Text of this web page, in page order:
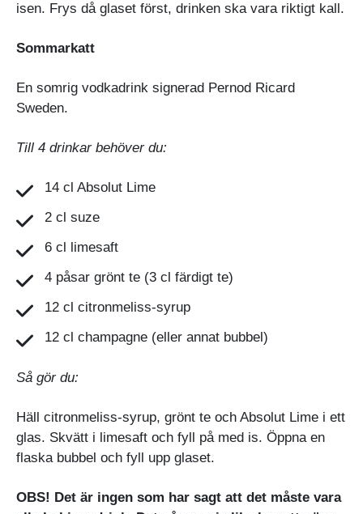
isen. Frys då glaset först, drinken ska vara riktigt kall.
Sommarkatt
En somrig vodkadrink signerad Pernod Ricard
Sweden.
Till 4 drinkar behöver du:
14 cl Absolut Lime
2 cl suze
6 cl limesaft
4 påsar grönt te (3 cl färdigt te)
12 cl citronmeliss-syrup
12 cl champagne (eller annat bubbel)
Så gör du:
Häll citronmeliss-syrup, grönt te och Absolut Lime i ett
glas. Skvätt i limesaft och fyll på med is. Öppna en
flaska bubbel och fyll upp glaset.
OBS! Det är ingen som har sagt att det måste vara